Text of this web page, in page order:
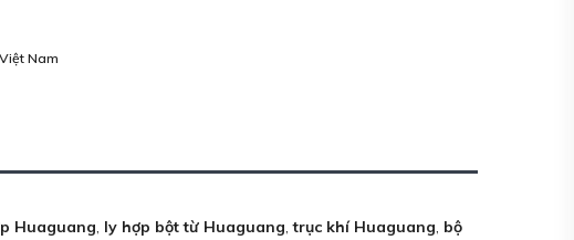
Nam
Huaguang, ly hợp bột từ Huaguang,trục khí Huaguang, bộ